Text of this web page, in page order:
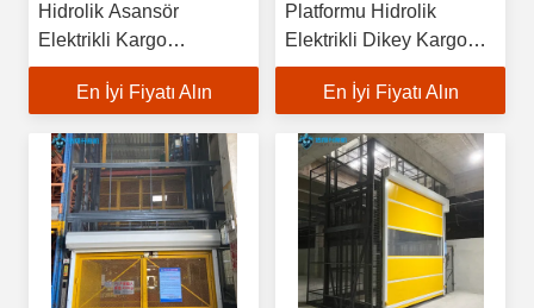
Hidrolik Asansör
Elektrikli Kargo
Asansörü Yeni Durumda
Çekirdek Motorlu
En İyi Fiyatı Alın
Platformu Hidrolik
Elektrikli Dikey Kargo
Asansörü
En İyi Fiyatı Alın